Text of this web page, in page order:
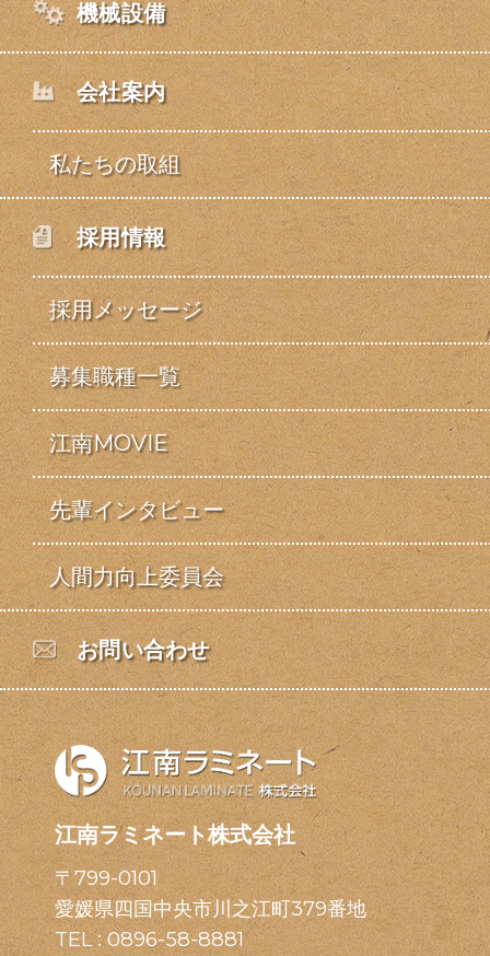
機械設備
会社案内
私たちの取組
採用情報
採用メッセージ
募集職種一覧
江南MOVIE
先輩インタビュー
人間力向上委員会
お問い合わせ
江南ラミネート株式会社
〒799-0101
愛媛県四国中央市川之江町379番地
TEL :0896-58-8881